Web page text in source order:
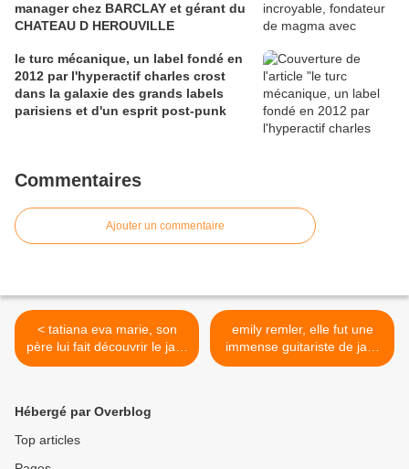
manager chez BARCLAY et gérant du
CHATEAU D HEROUVILLE
le turc mécanique, un label fondé en
2012 par l'hyperactif charles crost
dans la galaxie des grands labels
parisiens et d'un esprit post-punk
Commentaires
Ajouter un commentaire
< tatiana eva marie, son
père lui fait découvrir le jazz
et sa mère violoniste lui
la Roumanie
emily remler, elle fut une
immense guitariste de jazz
américaine surtout connue
Hébergé par Overblog
Top articles